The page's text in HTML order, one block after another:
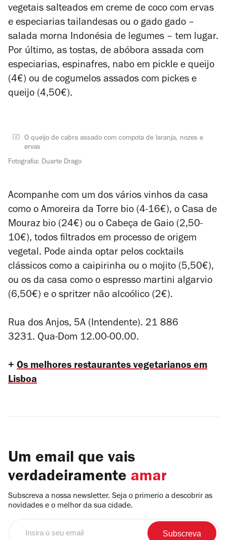
vegetais salteados em creme de coco com ervas
e especiarias tailandesas ou o gado gado –
salada morna Indonésia de legumes – tem lugar.
Por último, as tostas, de abóbora assada com
especiarias, espinafres, nabo em pickle e queijo
(4€) ou de cogumelos assados com pickes e
queijo (4,50€).
O queijo de cabra assado com compota de laranja, nozes e
ervas
Fotografia: Duarte Drago
Acompanhe com um dos vários vinhos da casa
como o Amoreira da Torre bio (4-16€), o Casa de
Mouraz bio (24€) ou o Cabeça de Gaio (2,50-
10€), todos filtrados em processo de origem
vegetal. Pode ainda optar pelos cocktails
clássicos como a caipirinha ou o mojito (5,50€),
ou os da casa como o espresso martini algarvio
(6,50€) e o spritzer não alcoólico (2€).
Rua dos Anjos, 5A (Intendente). 21 886
3231. Qua-Dom 12.00-00.00.
+ Os melhores restaurantes vegetarianos em
Lisboa
Um email que vais
verdadeiramente amar
Subscreva a nossa newsletter. Seja o primerio a descobrir as
novidades e o melhor da sua cidade.